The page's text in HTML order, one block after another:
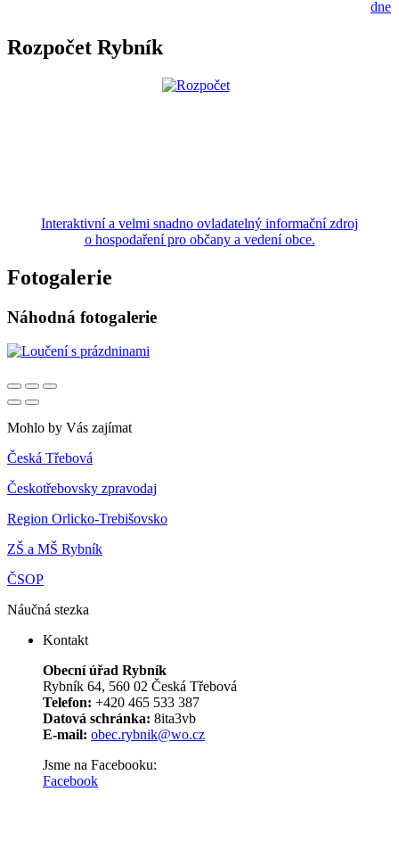
dne
Rozpočet Rybník
Interaktivní a velmi snadno ovladatelný informační zdroj
o hospodaření pro občany a vedení obce.
Fotogalerie
Náhodná fotogalerie
Mohlo by Vás zajímat
Česká Třebová
Českotřebovsky zpravodaj
Region Orlicko-Trebišovsko
ZŠ a MŠ Rybník
ČSOP
Náučná stezka
Kontakt
Obecní úřad Rybník
Rybník 64, 560 02 Česká Třebová
Telefon: +420 465 533 387
Datová schránka: 8ita3vb
E-mail: obec.rybnik@wo.cz
Jsme na Facebooku:
Facebook